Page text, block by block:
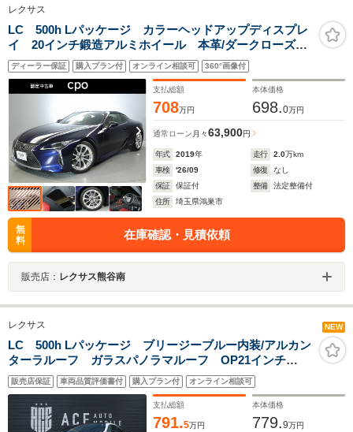
レクサス
LC 500h Lパッケージ カラーヘッドアップディスプレ
イ 20インチ鍛造アルミホイール 本革/ダークローズ
運転席・助手席シートヒーター・ベンチレーション機能
付
ディーラー保証 購入プラン付 オンライン相談可 360°画像付
支払総額
708万円
本体価格
698.0万円
通常ローン 月々63,900円
年式 2019年 走行 2.0万km
車検
'26/09 修復
なし
保証
保証付 整備
法定整備付
住所
埼玉県鴻巣市
無
料
在庫確認・見積依頼
販売店： レクサス熊谷南
レクサス NEW
LC 500h Lパッケージ ブリージーブルー内装/アルカン
ターラルーフ ガラスパノラマルーフ OP21インチ
AW カラーヘッドアップディスプレイ ベンチレーショ
ン シートヒーター ステアリングヒーター ナビ バ
ックカメラ
販売店保証 車両品質評価書付 購入プラン付 オンライン相談可
支払総額
791.5万円
本体価格
779.9万円